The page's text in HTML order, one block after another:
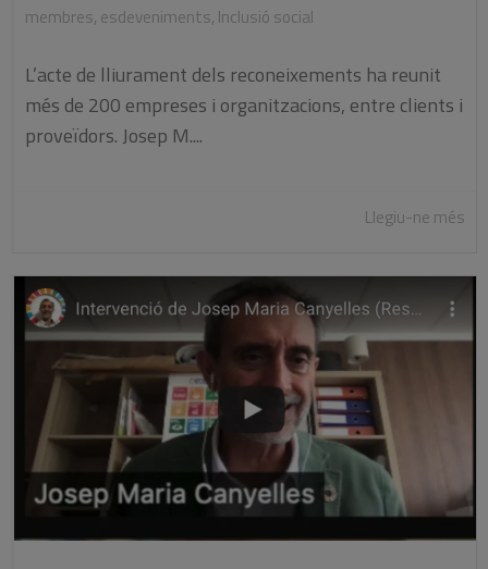
membres, esdeveniments, Inclusió social
L’acte de lliurament dels reconeixements ha reunit
més de 200 empreses i organitzacions, entre clients i
proveïdors. Josep M....
Llegiu-ne més